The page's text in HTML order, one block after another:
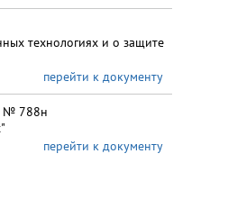
технологиях и о защите
перейти к документу
№ 788н
перейти к документу